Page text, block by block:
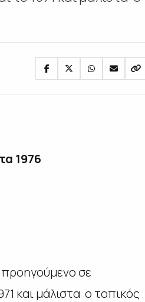
1976
σε
και μάλιστα ο τοπικός